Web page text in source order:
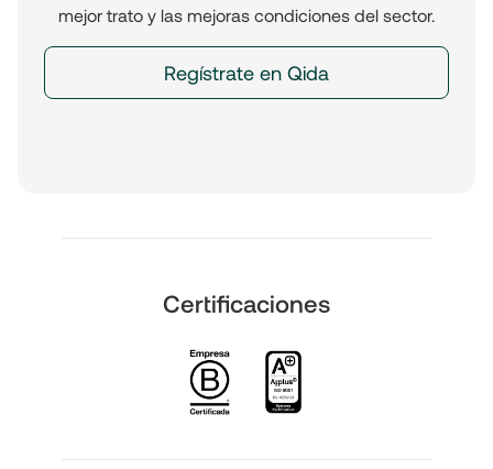
mejor trato y las mejoras condiciones del sector.
Regístrate en Qida
Certificaciones